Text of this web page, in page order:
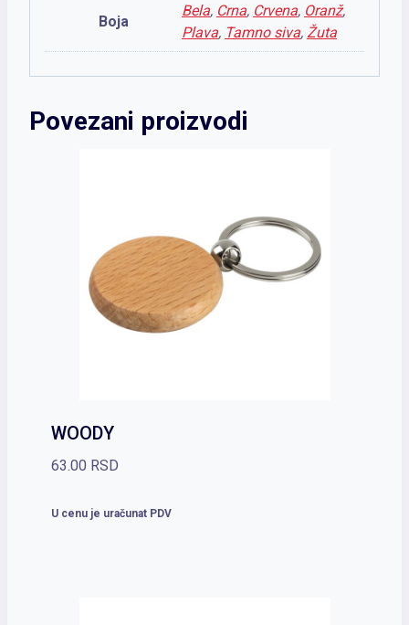
Boja
Bela, Crna, Crvena, Oranž,
Plava, Tamno siva, Žuta
Povezani proizvodi
WOODY
63.00 RSD
U cenu je uračunat PDV